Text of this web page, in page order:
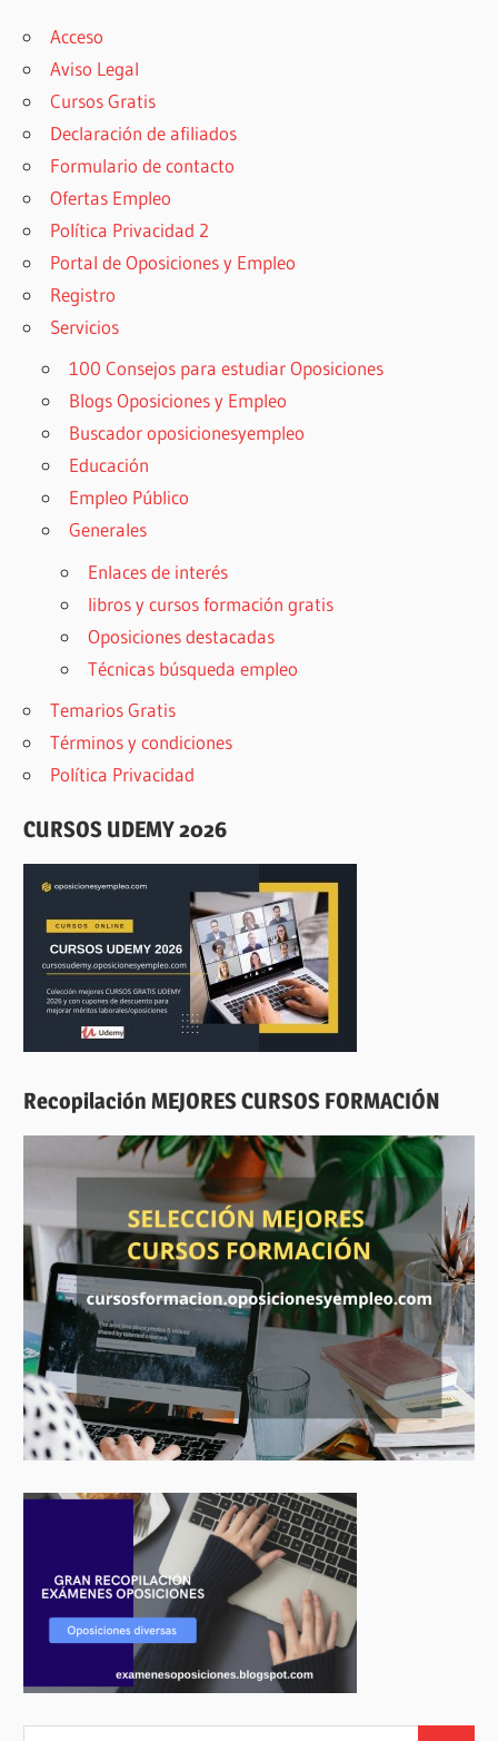
Acceso
Aviso Legal
Cursos Gratis
Declaración de afiliados
Formulario de contacto
Ofertas Empleo
Política Privacidad 2
Portal de Oposiciones y Empleo
Registro
Servicios
100 Consejos para estudiar Oposiciones
Blogs Oposiciones y Empleo
Buscador oposicionesyempleo
Educación
Empleo Público
Generales
Enlaces de interés
libros y cursos formación gratis
Oposiciones destacadas
Técnicas búsqueda empleo
Temarios Gratis
Términos y condiciones
Política Privacidad
CURSOS UDEMY 2026
Recopilación MEJORES CURSOS FORMACIÓN